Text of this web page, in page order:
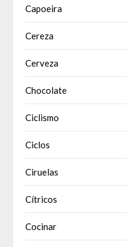
Capoeira
Cereza
Cerveza
Chocolate
Ciclismo
Ciclos
Ciruelas
Cítricos
Cocinar